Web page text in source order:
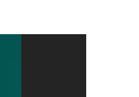
نمایشگر